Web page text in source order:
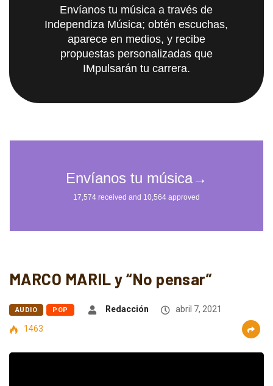
Envíanos tu música a través de
Independiza Música; obtén escuchas,
aparece en medios, y recibe
propuestas personalizadas que
IMpulsarán tu carrera.
MARCO MARIL y “No pensar”
AUDIO POP Redacción
abril 7, 2021
1463